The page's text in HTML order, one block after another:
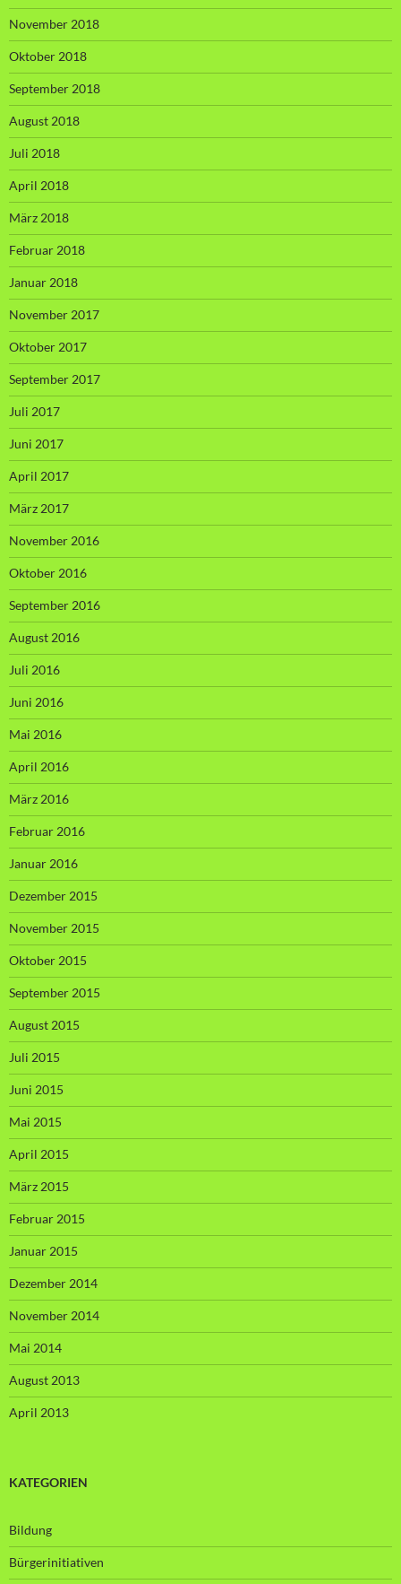
November 2018
Oktober 2018
September 2018
August 2018
Juli 2018
April 2018
März 2018
Februar 2018
Januar 2018
November 2017
Oktober 2017
September 2017
Juli 2017
Juni 2017
April 2017
März 2017
November 2016
Oktober 2016
September 2016
August 2016
Juli 2016
Juni 2016
Mai 2016
April 2016
März 2016
Februar 2016
Januar 2016
Dezember 2015
November 2015
Oktober 2015
September 2015
August 2015
Juli 2015
Juni 2015
Mai 2015
April 2015
März 2015
Februar 2015
Januar 2015
Dezember 2014
November 2014
Mai 2014
August 2013
April 2013
KATEGORIEN
Bildung
Bürgerinitiativen